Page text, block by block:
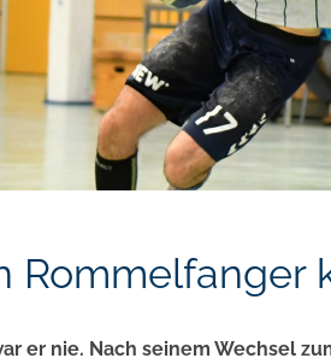
Rommelfanger
er nie. Nach seinem Wechsel